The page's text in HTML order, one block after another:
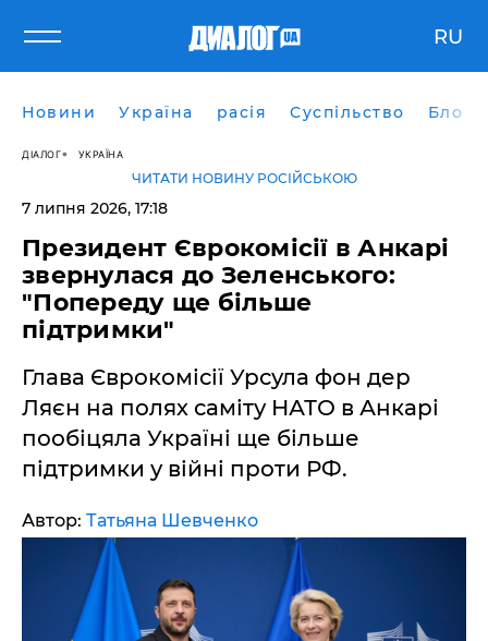
RU
Новини Україна расія Суспільство Блоги
ДІАЛОГ УКРАЇНА
ЧИТАТИ НОВИНУ РОСІЙСЬКОЮ
7 липня 2026, 17:18
Президент Єврокомісії в Анкарі
звернулася до Зеленського:
"Попереду ще більше
підтримки"
Глава Єврокомісії Урсула фон дер
Ляєн на полях саміту НАТО в Анкарі
пообіцяла Україні ще більше
підтримки у війні проти РФ.
Автор: Татьяна Шевченко